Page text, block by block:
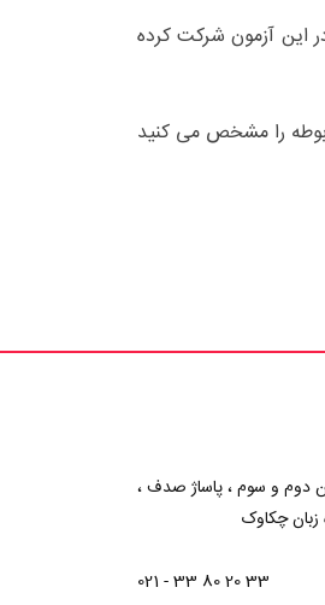
این آزمون شرکت کرده
را مشخص می کنید
دوم و سوم ، پاساژ صدف ،
021 - 33 80 20 33